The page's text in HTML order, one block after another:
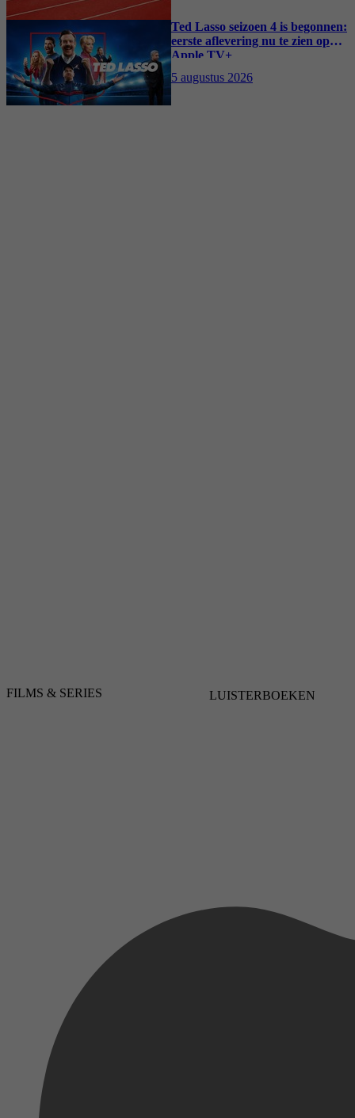
Ted Lasso seizoen 4 is begonnen:
eerste aflevering nu te zien op
Apple TV+
5 augustus 2026
FILMS & SERIES LUISTERBOEKEN